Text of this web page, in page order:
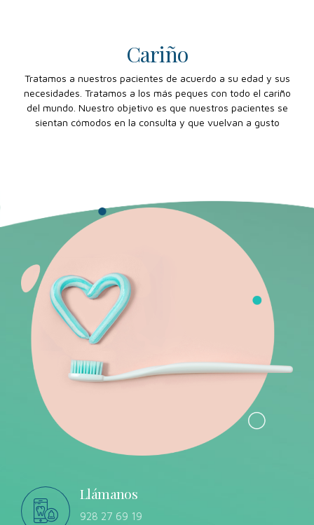
Cariño
Tratamos a nuestros pacientes de acuerdo a su edad y sus
necesidades. Tratamos a los más peques con todo el cariño
del mundo. Nuestro objetivo es que nuestros pacientes se
sientan cómodos en la consulta y que vuelvan a gusto
Llámanos
928 27 69 19